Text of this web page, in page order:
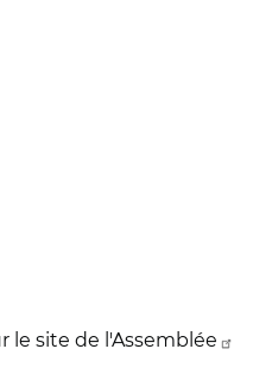
le site de l'Assemblée